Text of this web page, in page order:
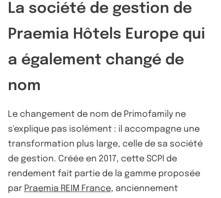
La société de gestion de
Praemia Hôtels Europe qui
a également changé de
nom
Le changement de nom de Primofamily ne
s'explique pas isolément : il accompagne une
transformation plus large, celle de sa société
de gestion. Créée en 2017, cette SCPI de
rendement fait partie de la gamme proposée
par Praemia REIM France, anciennement